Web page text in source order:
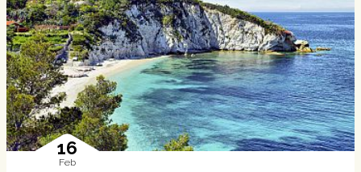
16
Feb